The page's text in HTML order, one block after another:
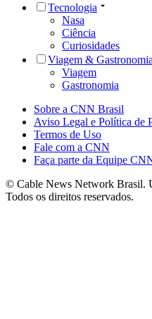
Tecnologia
Nasa
Ciência
Curiosidades
Viagem & Gastronomia
Viagem
Gastronomia
Sobre a CNN Brasil
Aviso Legal e Política de
Termos de Uso
Fale com a CNN
Faça parte da Equipe
© Cable News Network Brasil.
Todos os direitos reservados.